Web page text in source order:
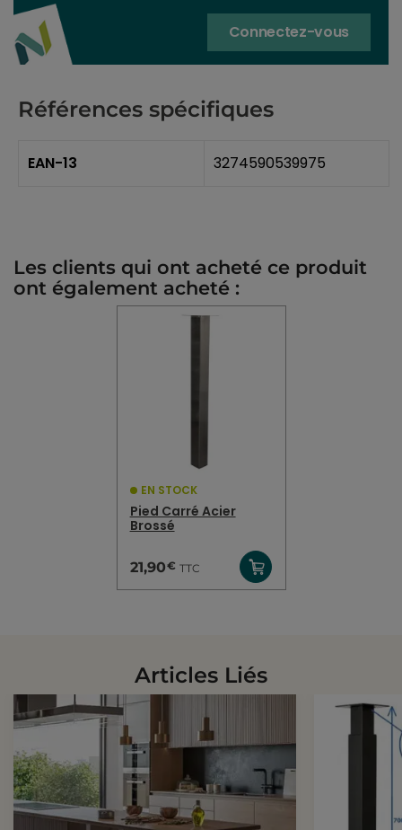
Connectez-vous
Références spécifiques
EAN-13 3274590539975
Les clients qui ont acheté ce produit
ont également acheté :
EN STOCK
Pied Carré Acier
Brossé
21,90€ TTC
Articles Liés